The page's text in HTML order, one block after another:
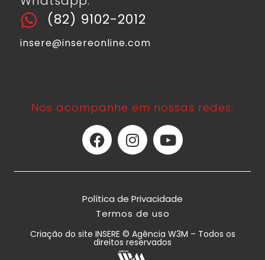
(82) 9102-2012
insere@insereonline.com
Nos acompanhe em nossas redes:
Política de Privacidade
Termos de uso
Criação do site INSERE © Agência W3M – Todos os
direitos reservados